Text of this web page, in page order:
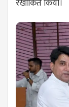
रेखांकित किया।